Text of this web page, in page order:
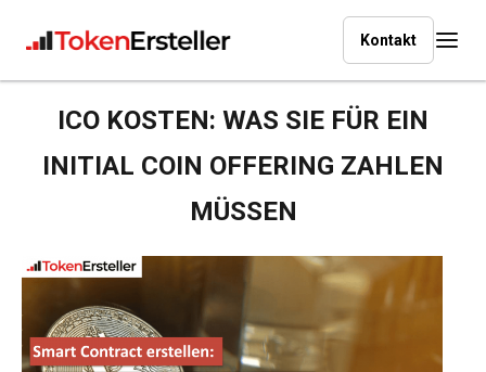
Kontakt
ICO KOSTEN: WAS SIE FÜR EIN
INITIAL COIN OFFERING ZAHLEN
MÜSSEN